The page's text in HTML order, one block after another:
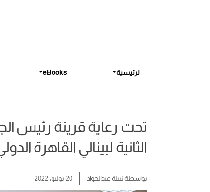
الرئيسية eBooks
تحت رعاية قرينة رئيس
الثانية لبينالي القاهرة
بواسطةنبيلة عبدالجواد 20 يوليو، 2022